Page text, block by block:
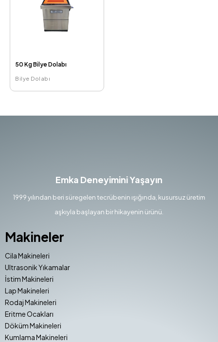
50 Kg Bilye Dolabı
Bilye Dolabı
Emka Deneyimini Yaşayın
1999 yılından beri süregelen tecrübenin ışığında, kusursuz üretim
aşkıyla başlayan bir hikayenin ürünü.
Makineler
Cila Makineleri
Ultrasonik Yıkamalar
İstim Makineleri
Lap Makineleri
Rodaj Makineleri
Eritme Ocakları
Döküm Makineleri
Kumlama Makineleri